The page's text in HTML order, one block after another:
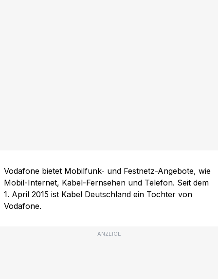
Vodafone bietet Mobilfunk- und Festnetz-Angebote, wie
Mobil-Internet, Kabel-Fernsehen und Telefon. Seit dem
1. April 2015 ist Kabel Deutschland ein Tochter von
Vodafone.
ANZEIGE